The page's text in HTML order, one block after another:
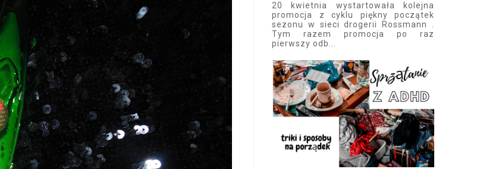
20 kwietnia wystartowała kolejna
promocja z cyklu piękny początek
sezonu w sieci drogerii Rossmann .
Tym razem promocja po raz
pierwszy odb...